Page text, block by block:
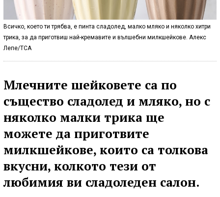
Всичко, което ти трябва, е пинта сладолед, малко мляко и няколко хитри
трика, за да приготвиш най-кремавите и вълшебни милкшейкове. Алекс
Лепе/TCA
Млечните шейковете са по
същество сладолед и мляко, но с
няколко малки трика ще
можете да приготвите
милкшейкове, които са толкова
вкусни, колкото тези от
любимия ви сладоледен салон.